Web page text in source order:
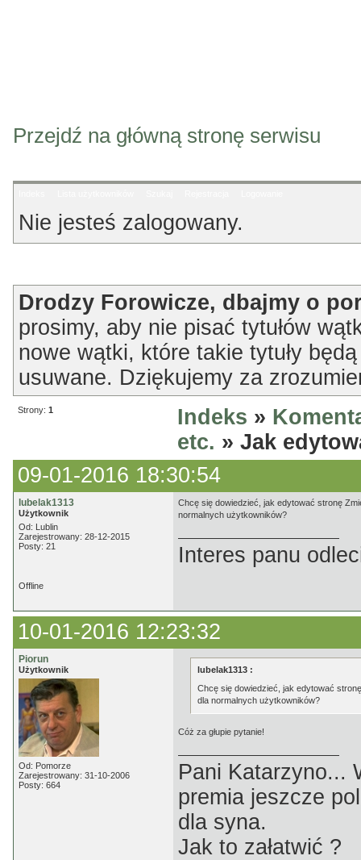
Przejdź na główną stronę serwisu
Nie jesteś zalogowany.
Drodzy Forowicze, dbajmy o
prosimy, aby nie pisać tytułów
nowe wątki, które takie tytuły
usuwane. Dziękujemy za
Strony: 1 Indeks »
etc. » Jak
09-01-2016 18:30:54
lubelak1313
Użytkownik
Od: Lublin
Zarejestrowany: 28-12-2015
Posty: 21
Chcę się dowiedzieć, jak edytować stronę
normalnych użytkowników?
Interes panu
Offline
10-01-2016 12:23:32
Piorun
Użytkownik
Od: Pomorze
Zarejestrowany: 31-10-2006
Posty: 664
lubelak1313 :
Chcę się dowiedzieć, jak edytować
dla normalnych użytkowników?
Cóż za głupie pytanie!
Pani Katarzyno...
premia jeszcze
dla syna.
Jak to załatwić ?